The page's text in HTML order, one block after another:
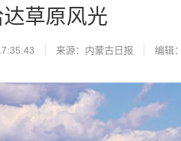
草原风光
来源： 内蒙古日报 编辑